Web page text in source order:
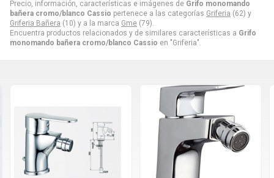
Precio, información, características e imágenes de Grifo monomando
bañera cromo/blanco Cassio pertenece a las categorías Griferia (62) y
Griferia Bañera (10) y a la marca Gme (79).
Encuentra productos relacionados y de similares características a Grifo
monomando bañera cromo/blanco Cassio en "Griferia".